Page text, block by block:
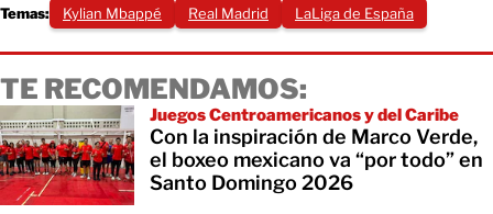
Temas: Kylian Mbappé Real Madrid LaLiga de España
TE RECOMENDAMOS:
Juegos Centroamericanos y del Caribe
Con la inspiración de Marco Verde,
el boxeo mexicano va “por todo” en
Santo Domingo 2026